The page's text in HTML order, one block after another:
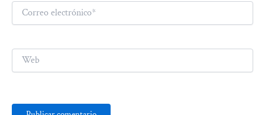
Correo
electrónico*
Web